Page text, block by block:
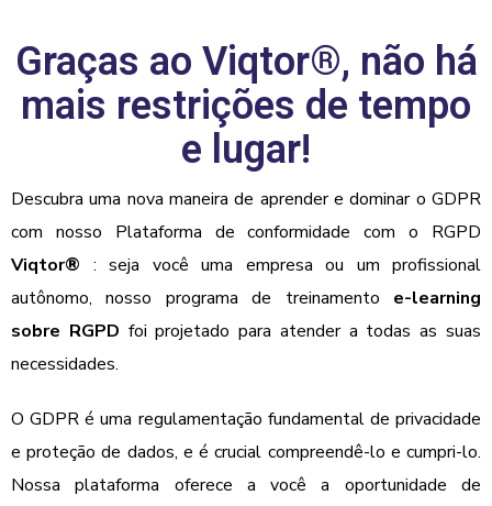
Graças ao Viqtor®, não há
mais restrições de tempo
e lugar!
Descubra uma nova maneira de aprender e dominar o GDPR
com nosso Plataforma de conformidade com o RGPD
Viqtor® : seja você uma empresa ou um profissional
autônomo, nosso programa de treinamento e-learning
sobre RGPD foi projetado para atender a todas as suas
necessidades.
O GDPR é uma regulamentação fundamental de privacidade
e proteção de dados, e é crucial compreendê-lo e cumpri-lo.
Nossa plataforma oferece a você a oportunidade de